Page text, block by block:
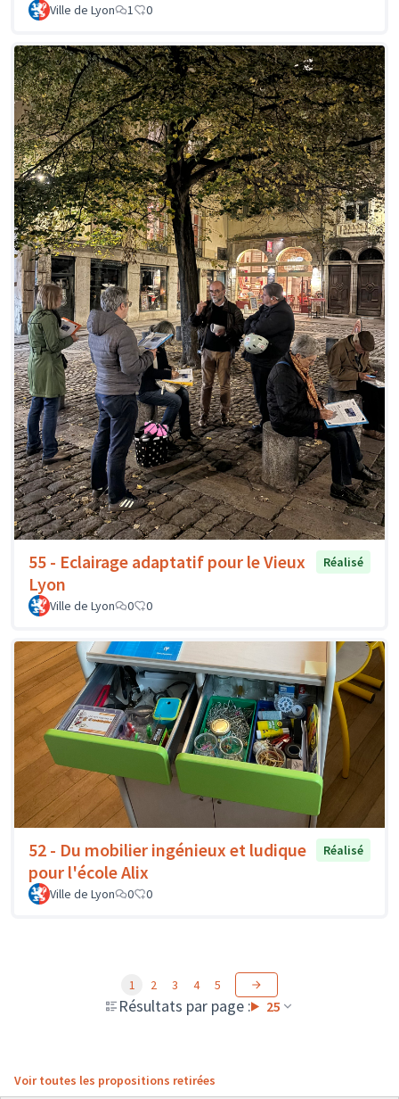
Ville de Lyon 1 0
55 - Eclairage adaptatif pour le Vieux
Lyon
Réalisé
Ville de Lyon 0 0
52 - Du mobilier ingénieux et ludique
pour l'école Alix
Réalisé
Ville de Lyon 0 0
Résultats par page : 25
1 2 3 4 5
Voir toutes les propositions retirées